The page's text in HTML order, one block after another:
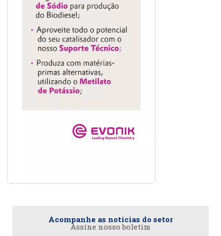
Acompanhe as notícias do setor
Assine nosso boletim